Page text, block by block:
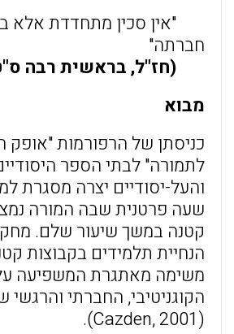
"אין סכין מתחדדת אלא
חברתה"
(חז"ל, בראשית רבה
מבוא
כניסתן של הרפורמות "אופק
לתמורה" לבתי הספר
והעל-יסודיים יצרה מסגרת
שעה פרטנית שבה המורה
קטנה במשך שיעור שלם.
הנחיית תלמידים בקבוצות
משימה מאתגרת המשפיעה
הקוגניטיבי, החברתי
(Cazden, 2001).